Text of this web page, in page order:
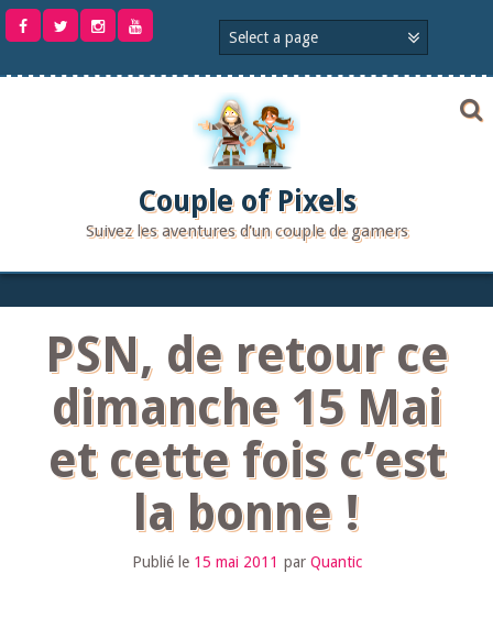
Aller
Couple of Pixels
Suivez les aventures d'un couple de gamers
PSN, de retour ce
dimanche 15 Mai
et cette fois c’est
la bonne !
Publié le 15 mai 2011 par Quantic